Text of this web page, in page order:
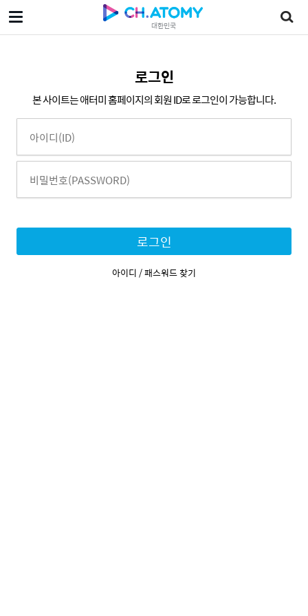
대한민국
로그인
본 사이트는 애터미 홈페이지의 회원 ID로 로그인이 가능합니다.
로그인
아이디 / 패스워드 찾기